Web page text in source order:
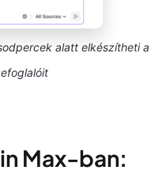
alatt elkészítheti a
Max-ban: